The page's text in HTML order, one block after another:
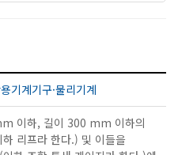
기계기구·물리기계
이하, 길이 300 mm 이하의
리프라 한다.) 및 이들을